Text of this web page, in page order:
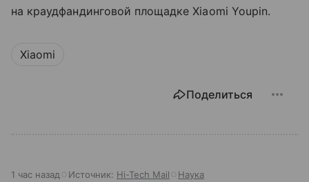
на краудфандинговой площадке Xiaomi Youpin.
Xiaomi
Поделиться
1 час назад Источник: Hi-Tech Mail Наука